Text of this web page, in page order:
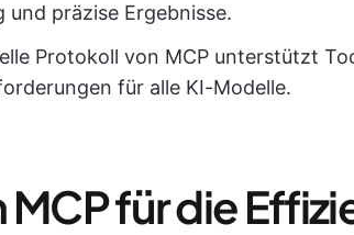
und präzise Ergebnisse.
Protokoll von MCP unterstützt
für alle KI-Modelle.
für die